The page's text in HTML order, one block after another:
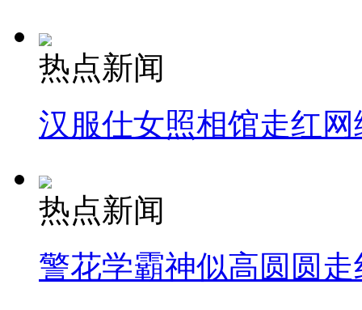
热点新闻
汉服仕女照相馆走红网
热点新闻
警花学霸神似高圆圆走